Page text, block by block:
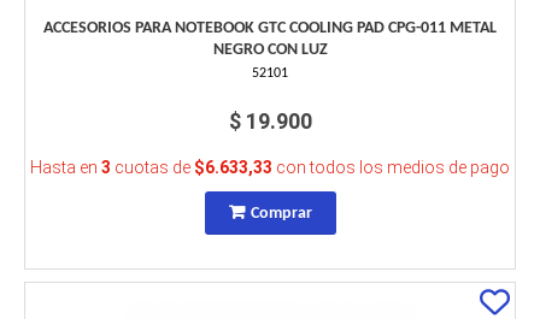
ACCESORIOS PARA NOTEBOOK GTC COOLING PAD CPG-011 METAL
NEGRO CON LUZ
52101
$ 19.900
Hasta en 3 cuotas de $6.633,33 con todos los medios de pago
Comprar